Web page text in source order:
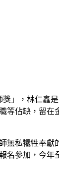
」，林仁鑫
佔缺，留
私犧牲奉
參加，今